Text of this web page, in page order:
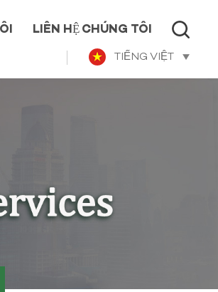
LIÊN HỆ CHÚNG TÔI
TIẾNG VIỆT